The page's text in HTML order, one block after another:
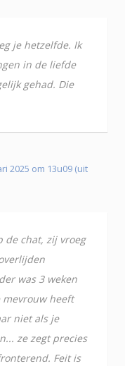
je hetzelfde. Ik
in de liefde
gehad. Die
2025 om 13u09 (uit
de chat, zij vroeg
was 3 weken
mevrouw heeft
niet als je
ze zegt precies
Feit is